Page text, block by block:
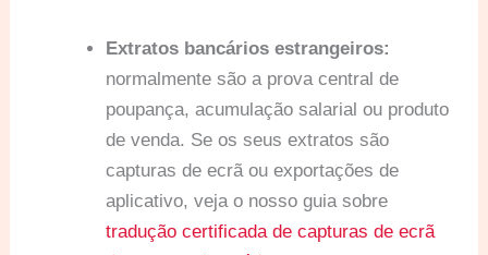
Extratos bancários estrangeiros:
normalmente são a prova central de
poupança, acumulação salarial ou produto
de venda. Se os seus extratos são
capturas de ecrã ou exportações de
aplicativo, veja o nosso guia sobre
tradução certificada de capturas de ecrã